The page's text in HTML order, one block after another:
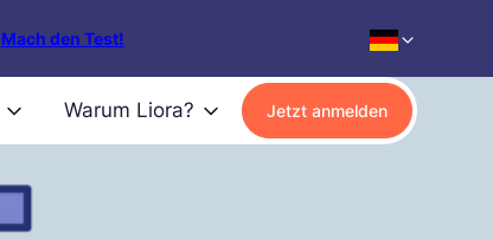
Mach den Test!
Warum Liora? Jetzt anmelden